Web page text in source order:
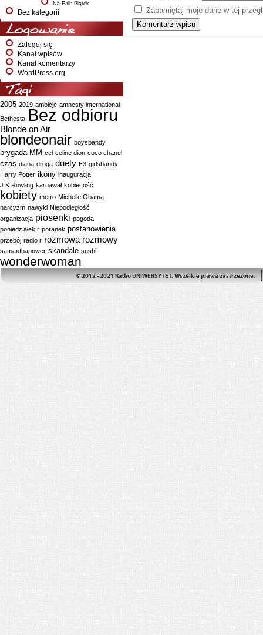
Na Fali: Piątek
Bez kategorii
Logowanie
Zaloguj się
Kanał wpisów
Kanał komentarzy
WordPress.org
Tagi
2005 2019 ambicje amnesty international
Bethesta Bez odbioru
Blonde on Air
blondeonair boysbandy
brygada MM cel celine dion coco chanel
czas diana droga duety E3 girlsbandy
Harry Potter ikony inauguracja
J.K.Rowling karnawał kobiecość
kobiety metro Michelle Obama
narcyzm nawyki Niepodległość
organizacja piosenki pogoda
poniedziałek r poranek postanowienia
przebój radio r rozmowa rozmowy
samanthapower skandale sushi
wonderwoman
Zapamiętaj moje dane w tej
© 2012 - 2021 Radio UNIWERSYTET. Wszelkie prawa zastrzeżone.